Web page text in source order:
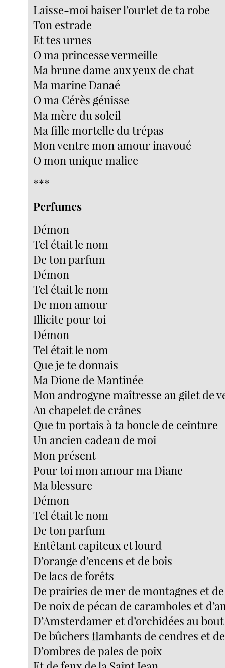
Laisse-moi baiser l’ourlet de ta robe
Ton estrade
Et tes urnes
O ma princesse vermeille
Ma brune dame aux yeux de chat
Ma marine Danaé
O ma Cérès génisse
Ma mère du soleil
Ma fille mortelle du trépas
Mon ventre mon amour inavoué
O mon unique malice
***
Perfumes
Démon
Tel était le nom
De ton parfum
Démon
Tel était le nom
De mon amour
Illicite pour toi
Démon
Tel était le nom
Que je te donnais
Ma Dione de Mantinée
Mon androgyne maîtresse au gilet de
Au chapelet de crânes
Que tu portais à ta boucle de ceinture
Un ancien cadeau de moi
Mon présent
Pour toi mon amour ma Diane
Ma blessure
Démon
Tel était le nom
De ton parfum
Entêtant capiteux et lourd
D’orange d’encens et de bois
De lacs de forêts
De prairies de mer de montagnes et
De noix de pécan de caramboles et
D’Amsterdamer et d’orchidées au
De bûchers flambants de cendres et
D’ombres de pales de poix